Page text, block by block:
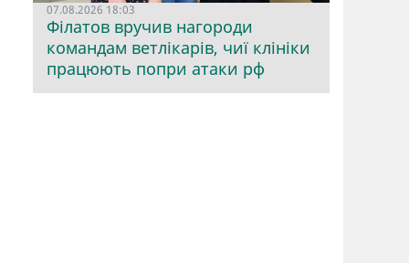
07.08.2026 18:03
Філатов вручив нагороди
командам ветлікарів, чиї клініки
працюють попри атаки рф